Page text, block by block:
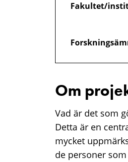
Fakultet/
Om
Vad är det som
Detta är en
mycket
de personer